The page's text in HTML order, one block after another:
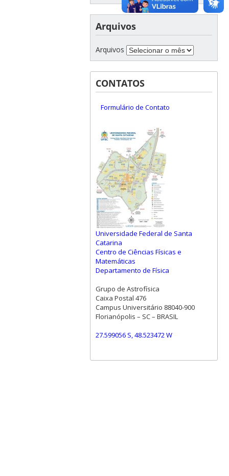
Arquivos
Arquivos
CONTATOS
Formulário de Contato
Universidade Federal de Santa
Catarina
Centro de Ciências Físicas e
Matemáticas
Departamento de Física
Grupo de Astrofísica
Caixa Postal 476
Campus Universitário 88040-900
Florianópolis – SC – BRASIL
27.599056 S, 48.523472 W